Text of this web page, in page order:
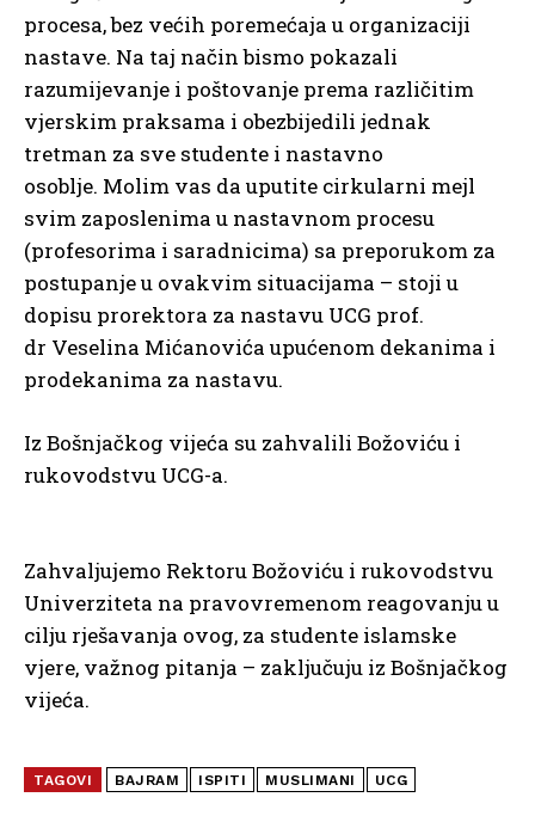
procesa, bez većih poremećaja u organizaciji
nastave. Na taj način bismo pokazali
razumijevanje i poštovanje prema različitim
vjerskim praksama i obezbijedili jednak
tretman za sve studente i nastavno
osoblje. Molim vas da uputite cirkularni mejl
svim zaposlenima u nastavnom procesu
(profesorima i saradnicima) sa preporukom za
postupanje u ovakvim situacijama – stoji u
dopisu prorektora za nastavu UCG prof.
dr Veselina Mićanovića upućenom dekanima i
prodekanima za nastavu.
Iz Bošnjačkog vijeća su zahvalili Božoviću i
rukovodstvu UCG-a.
Zahvaljujemo Rektoru Božoviću i rukovodstvu
Univerziteta na pravovremenom reagovanju u
cilju rješavanja ovog, za studente islamske
vjere, važnog pitanja – zaključuju iz Bošnjačkog
vijeća.
TAGOVI BAJRAM ISPITI MUSLIMANI UCG